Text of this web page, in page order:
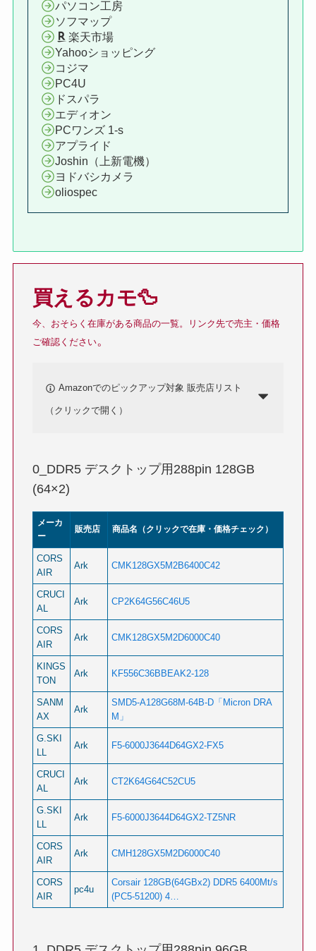
パソコン工房
ソフマップ
楽天市場
Yahooショッピング
コジマ
PC4U
ドスパラ
エディオン
PCワンズ 1-s
アプライド
Joshin（上新電機）
ヨドバシカメラ
oliospec
買えるカモ🦆
今、おそらく在庫がある商品の一覧。
リンク先で売主・価格
ご確認ください。
Amazonでのピックアップ対象 販売店リスト
（クリックで開く）
0_DDR5 デスクトップ用288pin 128GB
(64×2)
メーカ
ー
販売店 商品名（クリックで在庫・価格チェック）
CORS
AIR
Ark CMK128GX5M2B6400C42
CRUCI
AL
Ark CP2K64G56C46U5
CORS
AIR
Ark CMK128GX5M2D6000C40
KINGS
TON
Ark KF556C36BBEAK2-128
SANM
AX
Ark
SMD5-A128G68M-64B-D「Micron DRA
M」
G.SKI
LL
Ark F5-6000J3644D64GX2-FX5
CRUCI
AL
Ark CT2K64G64C52CU5
G.SKI
LL
Ark F5-6000J3644D64GX2-TZ5NR
CORS
AIR
Ark CMH128GX5M2D6000C40
CORS
AIR
pc4u
Corsair 128GB(64GBx2) DDR5 6400Mt/s
(PC5-51200) 4…